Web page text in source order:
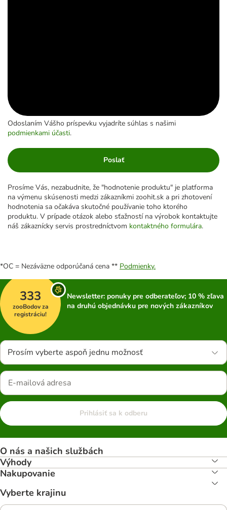
Odoslaním Vášho príspevku vyjadríte súhlas s našimi
podmienkami účasti.
Poslať
Prosíme Vás, nezabudnite, že "hodnotenie produktu" je platforma
na výmenu skúsenosti medzi zákazníkmi zoohit.sk a pri zhotovení
hodnotenia sa očakáva skutočné používanie toho ktorého
produktu. V prípade otázok alebo sťažností na výrobok kontaktujte
náš zákaznícky servis prostredníctvom kontaktného formulára.
*OC = Nezáväzne odporúčaná cena ** Podmienky.
333
zooBodov za
registráciu!
Newsletter: ponuky pre odberateľov; 10 % zľava
na druhú objednávku pre nových zákazníkov
Prosím vyberte aspoň jednu možnosť
Prihlásiť sa k odberu
O nás a našich službách
Výhody
Nakupovanie
Vyberte krajinu